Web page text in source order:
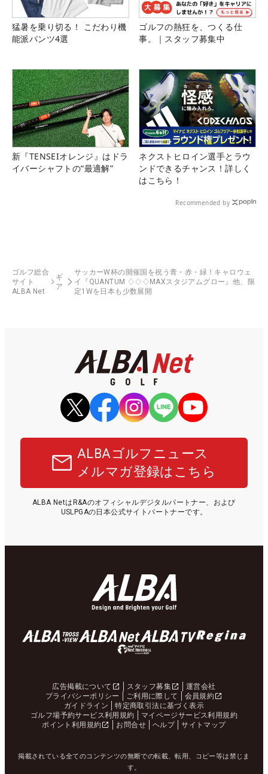
猛暑を乗り切る！ こだわり機
能派パンツ4選
ゴルフの熱狂を、つくる仕
事。｜スタッフ募集中
新『TENSEIオレンジ』はドラ
イバーシャフトの“最適解”
ネクストヒロイン選手とラウ
ンドできるチャンス！詳しく
はこちら！
Recommended by
ゴルフ総合
サイト
ALBA Net
ギ
ア
サッカーW杯の開催国を祝う青・赤・緑！キャロウェ
イ『QUANTUM ♢♢♢MAXスタジアムグロー』他、限
定1Wを日本も少数展開
ALBAゴルフニュース
メルマガ登録はこちら
ALBA NetはR&Aのオフィシャルデジタルパートナー、および
USLPGAの日本公式サイトパートナーです。
広告掲載について スタッフ募集
運営会社
プライバシーポリシー
ご利用に際して
会員規約
ガイドライン
特定商取引法に基づく表示
ゴルフ場予約サービス利用規約
マイページサービス利用規約
ポイント利用規約
お問合せ ヘルプ サイトマップ
掲載されている全てのコンテンツの無断での転載、転用、コピー等は禁じま
す。